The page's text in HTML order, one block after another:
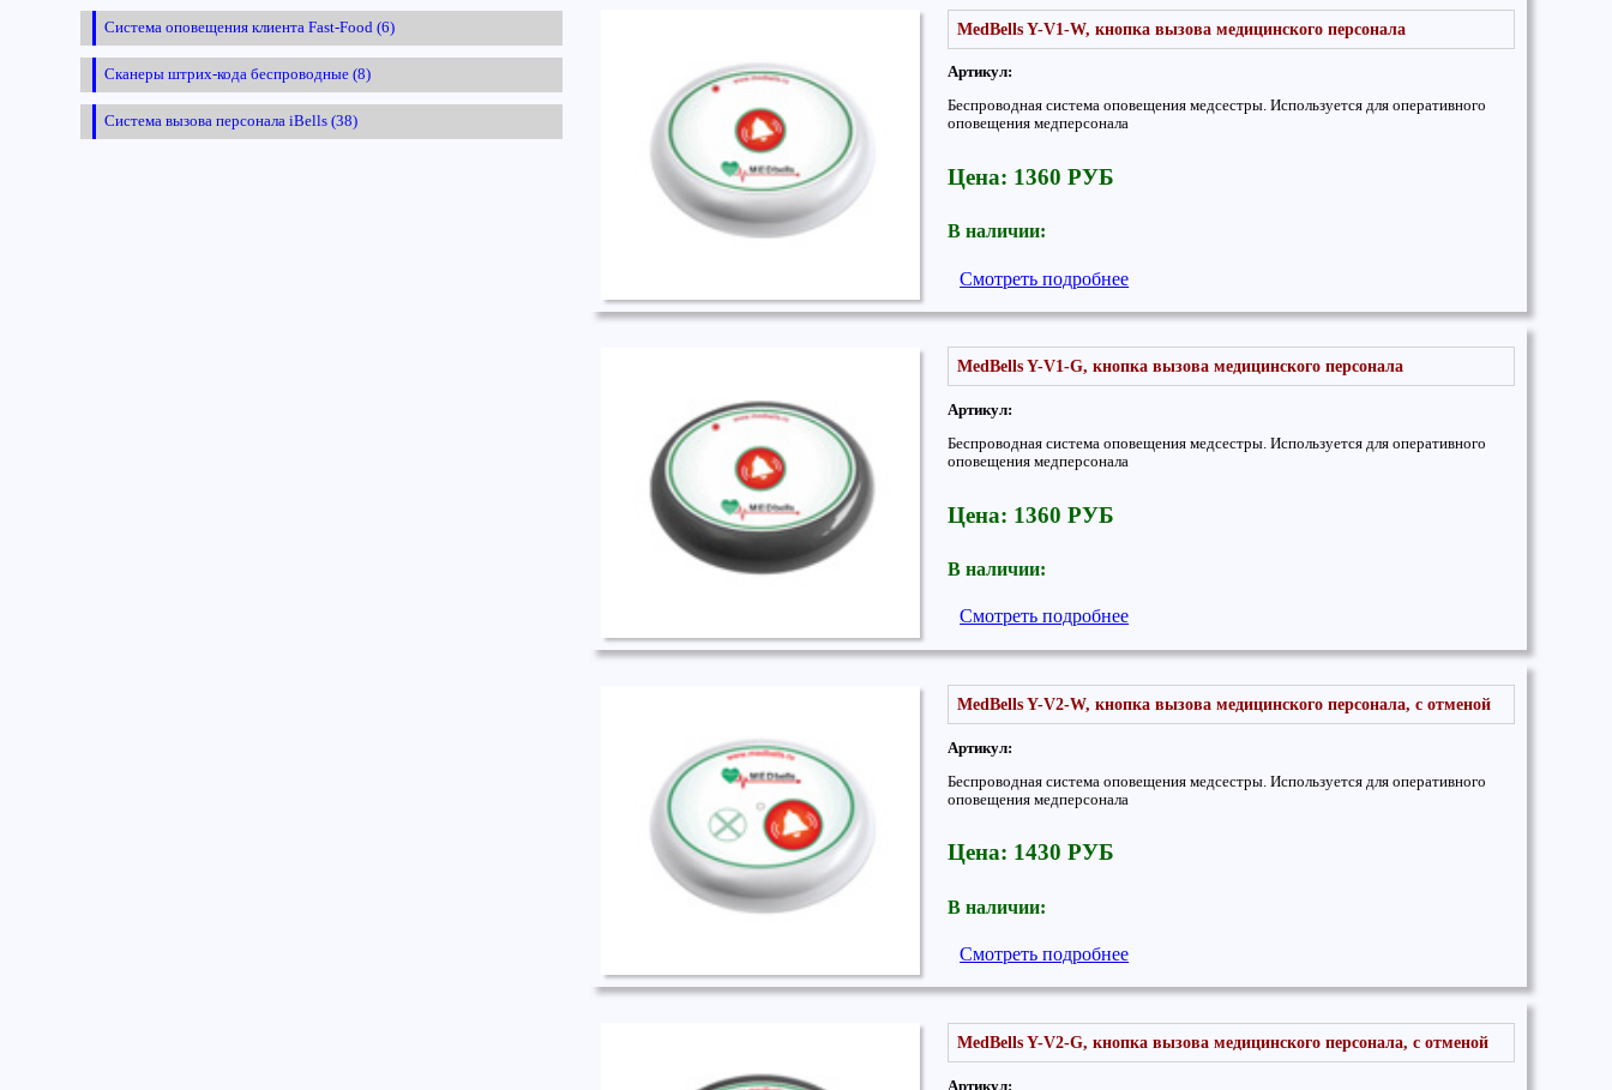
Система оповещения клиента Fast-Food (6)
Сканеры штрих-кода беспроводные (8)
Система вызова персонала iBells (38)
MedBells Y-V1-W, кнопка вызова медицинского персонала
Артикул:
Беспроводная система оповещения медсестры. Используется для оперативного
оповещения медперсонала
Цена: 1360 РУБ
В наличии:
Смотреть подробнее
MedBells Y-V1-G, кнопка вызова медицинского персонала
Артикул:
Беспроводная система оповещения медсестры. Используется для оперативного
оповещения медперсонала
Цена: 1360 РУБ
В наличии:
Смотреть подробнее
MedBells Y-V2-W, кнопка вызова медицинского персонала, с отменой
Артикул:
Беспроводная система оповещения медсестры. Используется для оперативного
оповещения медперсонала
Цена: 1430 РУБ
В наличии:
Смотреть подробнее
MedBells Y-V2-G, кнопка вызова медицинского персонала, с отменой
Артикул: